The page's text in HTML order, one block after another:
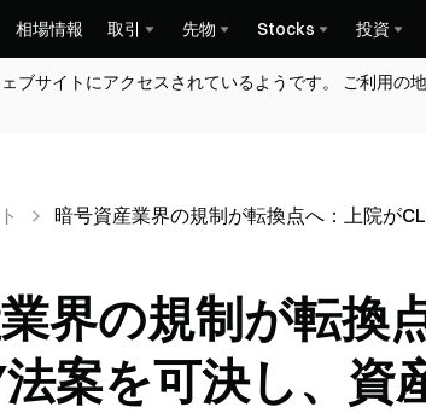
相場情報 取引 先物 Stocks 投資
ブサイトにアクセスされているようです。 ご利用
暗号資産業界の規制が転換点へ：上院が
界の規制が転換
案を可決し、資